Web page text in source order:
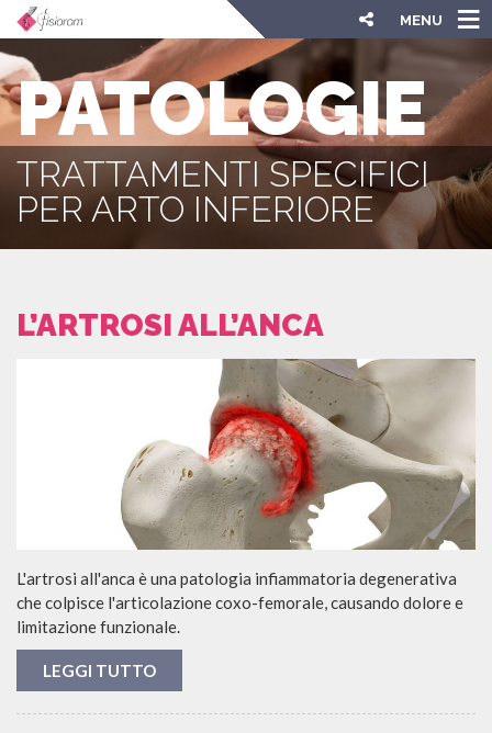
MENU
PATOLOGIE
TRATTAMENTI SPECIFICI
PER ARTO INFERIORE
L’ARTROSI ALL’ANCA
L'artrosi all'anca è una patologia infiammatoria degenerativa
che colpisce l'articolazione coxo-femorale, causando dolore e
limitazione funzionale.
LEGGI TUTTO